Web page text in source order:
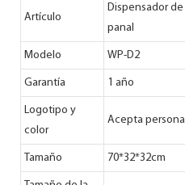
Artículo
Dispensador
panal
Modelo WP-D2
Garantía 1 año
Logotipo y
color
Acepta
Tamaño 70*32*32cm